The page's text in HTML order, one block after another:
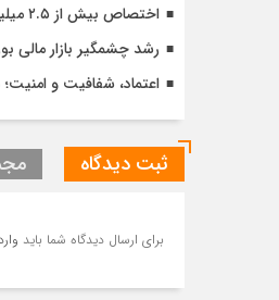
اختصاص بیش از ۲.۵ میلیارد ریال به امور خیریه از سوی مشتریان کارگزاری مفید
رشد چشمگیر بازار مالی
اعتماد، شفافیت و
ثبت دیدگاه
برای ارسال دیدگاه شما باید